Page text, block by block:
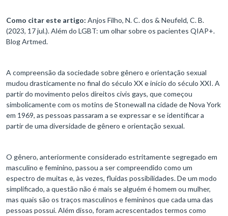
Como citar este artigo: Anjos Filho, N. C. dos & Neufeld, C. B.
(2023, 17 jul.). Além do LGBT: um olhar sobre os pacientes QIAP+.
Blog Artmed.
A compreensão da sociedade sobre gênero e orientação sexual
mudou drasticamente no final do século XX e início do século XXI. A
partir do movimento pelos direitos civis gays, que começou
simbolicamente com os motins de Stonewall na cidade de Nova York
em 1969, as pessoas passaram a se expressar e se identificar a
partir de uma diversidade de gênero e orientação sexual.
O gênero, anteriormente considerado estritamente segregado em
masculino e feminino, passou a ser compreendido como um
espectro de muitas e, às vezes, fluidas possibilidades. De um modo
simplificado, a questão não é mais se alguém é homem ou mulher,
mas quais são os traços masculinos e femininos que cada uma das
pessoas possui. Além disso, foram acrescentados termos como